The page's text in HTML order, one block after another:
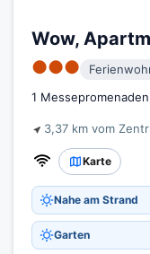
Wow,
●●●
1
3,37 km vom
Karte
Nahe am Strand
Garten